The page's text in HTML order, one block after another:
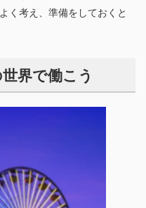
く考え、準備をしておくと
界で働こう